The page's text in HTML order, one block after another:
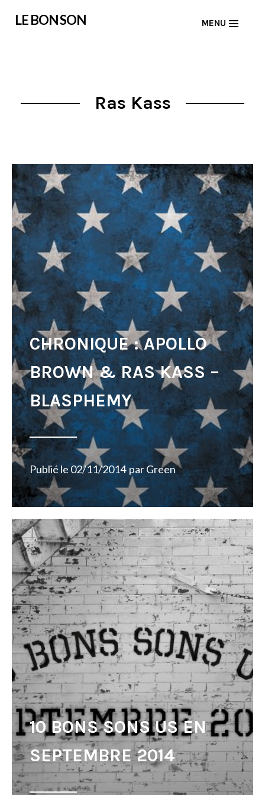
LE BON SON MENU
Ras Kass
CHRONIQUE : APOLLO
BROWN & RAS KASS –
BLASPHEMY
Publié le02/11/2014 parGreen
10 BONS SONS US EN
SEPTEMBRE 2014